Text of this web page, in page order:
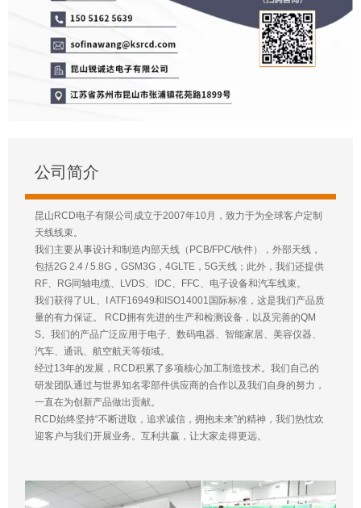
公司简介
昆山RCD电子有限公司成立于2007年10月，致力于为全球客户定制
天线线束。
我们主要从事设计和制造内部天线（PCB/FPC/铁件），外部天线，
包括2G 2.4 / 5.8G，GSM3G，4GLTE，5G天线；此外，我们还提供
RF、RG同轴电缆、LVDS、IDC、FFC、电子设备和汽车线束。
我们获得了UL、I ATF16949和ISO14001国际标准，这是我们产品质
量的有力保证。 RCD拥有先进的生产和检测设备，以及完善的QM
S。我们的产品广泛应用于电子、数码电器、智能家居、美容仪器、
汽车、通讯、航空航天等领域。
经过13年的发展，RCD积累了多项核心加工制造技术。我们自己的
研发团队通过与世界知名零部件供应商的合作以及我们自身的努力，
一直在为创新产品做出贡献。
RCD始终坚持“不断进取，追求诚信，拥抱未来”的精神，我们热忱欢
迎客户与我们开展业务。互利共赢，让大家走得更远。